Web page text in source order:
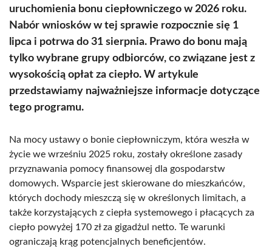
uruchomienia bonu ciepłowniczego w 2026 roku.
Nabór wniosków w tej sprawie rozpocznie się 1
lipca i potrwa do 31 sierpnia. Prawo do bonu mają
tylko wybrane grupy odbiorców, co związane jest z
wysokością opłat za ciepło. W artykule
przedstawiamy najważniejsze informacje dotyczące
tego programu.
Na mocy ustawy o bonie ciepłowniczym, która weszła w
życie we wrześniu 2025 roku, zostały określone zasady
przyznawania pomocy finansowej dla gospodarstw
domowych. Wsparcie jest skierowane do mieszkańców,
których dochody mieszczą się w określonych limitach, a
także korzystających z ciepła systemowego i płacących za
ciepło powyżej 170 zł za gigadżul netto. Te warunki
ograniczają krąg potencjalnych beneficjentów.